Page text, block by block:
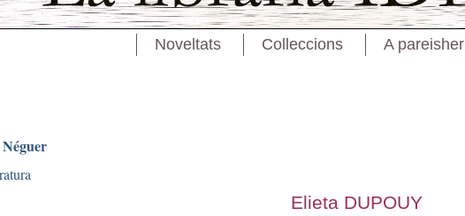
Noveltats Colleccions A pareisher
Elieta DUPOUY